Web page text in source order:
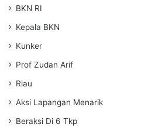
BKN RI
Kepala BKN
Kunker
Prof Zudan Arif
Riau
Aksi Lapangan Menarik
Beraksi Di 6 Tkp